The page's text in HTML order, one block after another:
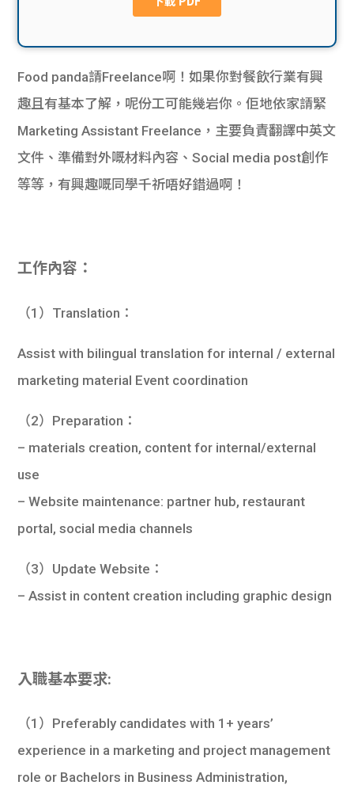
私人
貸款
計數
機
Gui
理財
Gui
de
Food panda請Freelance啊！如果你對餐飲行業有興
趣且有基本了解，呢份工可能幾岩你。佢地依家請緊
Marketing Assistant Freelance，主要負責翻譯中英文
文件、準備對外嘅材料內容、Social media post創作
等等，有興趣嘅同學千祈唔好錯過啊！
工作內容：
（1）Translation：
Assist with bilingual translation for internal / external
marketing material Event coordination
（2）Preparation：
– materials creation, content for internal/external
use
– Website maintenance: partner hub, restaurant
portal, social media channels
（3）Update Website：
– Assist in content creation including graphic design
入職基本要求:
（1）Preferably candidates with 1+ years’
experience in a marketing and project management
role or Bachelors in Business Administration,